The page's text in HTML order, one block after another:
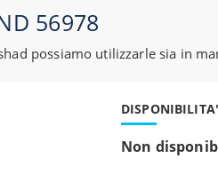
56978
possiamo utilizzarle sia in
DISPONIBILITA'
Non